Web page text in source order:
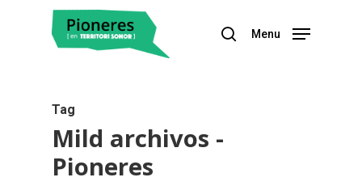
Menu
Tag
Mild archivos -
Pioneres